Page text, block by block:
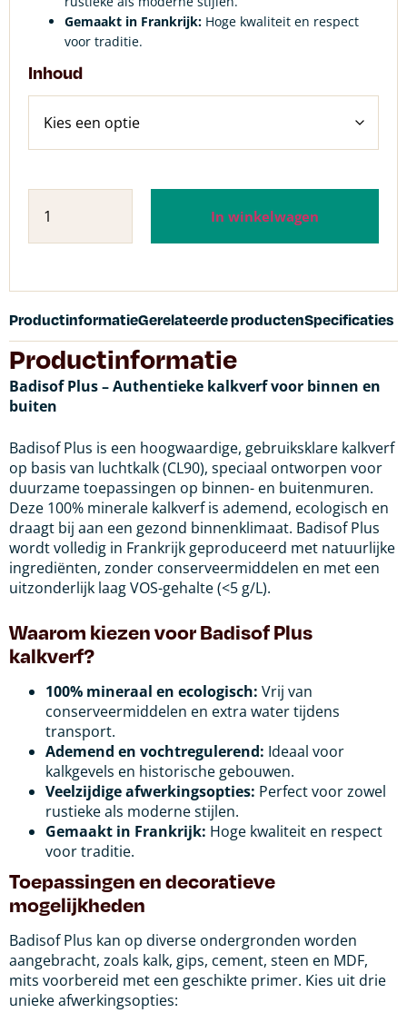
Gemaakt in Frankrijk: Hoge kwaliteit en respect
voor traditie.
Inhoud
In winkelwagen
ProductinformatieGerelateerde productenSpecificaties
Productinformatie
Badisof Plus – Authentieke kalkverf voor binnen en
buiten
Badisof Plus is een hoogwaardige, gebruiksklare kalkverf
op basis van luchtkalk (CL90), speciaal ontworpen voor
duurzame toepassingen op binnen- en buitenmuren.
Deze 100% minerale kalkverf is ademend, ecologisch en
draagt bij aan een gezond binnenklimaat. Badisof Plus
wordt volledig in Frankrijk geproduceerd met natuurlijke
ingrediënten, zonder conserveermiddelen en met een
uitzonderlijk laag VOS-gehalte (<5 g/L).
Waarom kiezen voor Badisof Plus
kalkverf?
100% mineraal en ecologisch: Vrij van
conserveermiddelen en extra water tijdens
transport.
Ademend en vochtregulerend: Ideaal voor
kalkgevels en historische gebouwen.
Veelzijdige afwerkingsopties: Perfect voor zowel
rustieke als moderne stijlen.
Gemaakt in Frankrijk: Hoge kwaliteit en respect
voor traditie.
Toepassingen en decoratieve
mogelijkheden
Badisof Plus kan op diverse ondergronden worden
aangebracht, zoals kalk, gips, cement, steen en MDF,
mits voorbereid met een geschikte primer. Kies uit drie
unieke afwerkingsopties: